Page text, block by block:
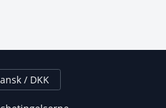
Dansk / DKK